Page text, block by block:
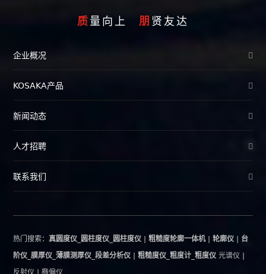
质量向上 朋 贤友达
企业概况
KOSAKA产品
新闻动态
人才招聘
联系我们
热门搜索：真圆度仪_圆柱度仪_圆柱度仪 |粗糙度轮廓一体机|轮廓仪
台
阶仪_膜厚仪_薄膜测厚仪_段差分析仪 |粗糙度仪_粗度计_粗度仪 光谱仪